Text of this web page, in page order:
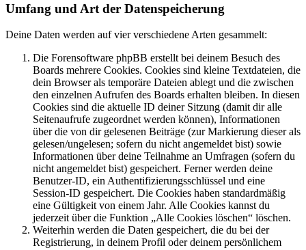
Umfang und Art der Datenspeicherung
Deine Daten werden auf vier verschiedene Arten gesammelt:
Die Forensoftware phpBB erstellt bei deinem Besuch des
Boards mehrere Cookies. Cookies sind kleine Textdateien, die
dein Browser als temporäre Dateien ablegt und die zwischen
den einzelnen Aufrufen des Boards erhalten bleiben. In diesen
Cookies sind die aktuelle ID deiner Sitzung (damit dir alle
Seitenaufrufe zugeordnet werden können), Informationen
über die von dir gelesenen Beiträge (zur Markierung dieser als
gelesen/ungelesen; sofern du nicht angemeldet bist) sowie
Informationen über deine Teilnahme an Umfragen (sofern du
nicht angemeldet bist) gespeichert. Ferner werden deine
Benutzer-ID, ein Authentifizierungsschlüssel und eine
Session-ID gespeichert. Die Cookies haben standardmäßig
eine Gültigkeit von einem Jahr. Alle Cookies kannst du
jederzeit über die Funktion „Alle Cookies löschen“ löschen.
Weiterhin werden die Daten gespeichert, die du bei der
Registrierung, in deinem Profil oder deinem persönlichem